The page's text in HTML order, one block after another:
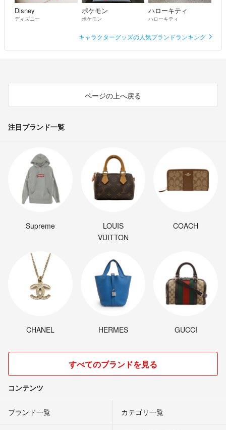
Disney
ディズニー
ポケモン
ポケモン
ハローキティ
ハローキティ
キャラクターグッズの人気ブランドランキング
ページの上へ戻る
注目ブランド一覧
Supreme
LOUIS
VUITTON
COACH
CHANEL HERMES GUCCI
すべてのブランドを見る
コンテンツ
ブランド一覧 カテゴリ一覧